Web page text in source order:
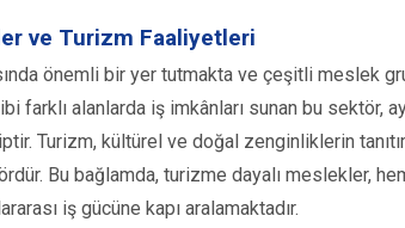
ve Turizm Faaliyetleri
önemli bir yer tutmakta ve çeşitli meslek
farklı alanlarda iş imkânları sunan bu sektör,
Turizm, kültürel ve doğal zenginliklerin
Bu bağlamda, turizme dayalı meslekler,
iş gücüne kapı aralamaktadır.